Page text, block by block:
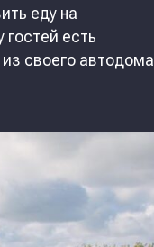
еду на
есть
своего автодома